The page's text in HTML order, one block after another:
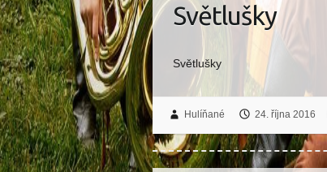
Světlušky
Světlušky
Hulíňané 24. října 2016